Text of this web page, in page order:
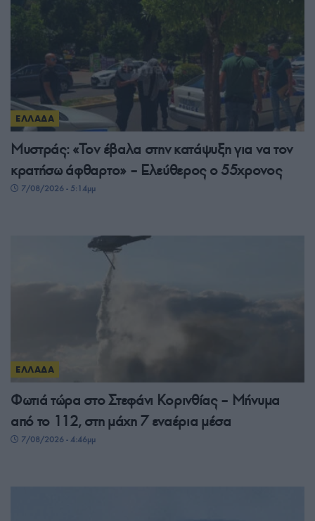
ΕΛΛΑΔΑ
Μυστράς: «Τον έβαλα στην κατάψυξη για να τον
κρατήσω άφθαρτο» – Ελεύθερος ο 55χρονος
7/08/2026 - 5:14μμ
ΕΛΛΑΔΑ
Φωτιά τώρα στο Στεφάνι Κορινθίας – Μήνυμα
από το 112, στη μάχη 7 εναέρια μέσα
7/08/2026 - 4:46μμ